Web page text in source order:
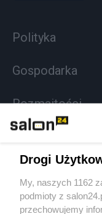
Polityka
Gospodarka
Rozmaitości
Sport
Społeczeństwo
Drogi
My, naszych 1162
podmioty z
przechowujemy